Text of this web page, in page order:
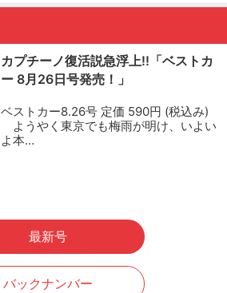
カプチーノ復活説急浮上!!「ベストカ
ー 8月26日号発売！」
ベストカー8.26号 定価 590円 (税込み)
ようやく東京でも梅雨が明け、いよい
よ本…
最新号
バックナンバー